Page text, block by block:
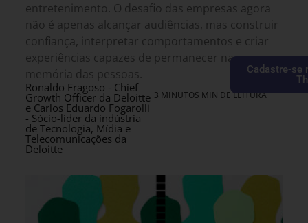
entretenimento. O desafio das empresas agora
não é apenas alcançar audiências, mas construir
confiança, interpretar comportamentos e criar
experiências capazes de permanecer na
memória das pessoas.
Ronaldo Fragoso - Chief
Growth Officer da Deloitte
e Carlos Eduardo Fogarolli
- Sócio-líder da indústria
de Tecnologia, Mídia e
Telecomunicações da
Deloitte
3 MINUTOS MIN DE LEITURA
Cadastre-se